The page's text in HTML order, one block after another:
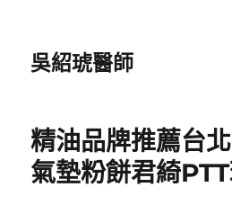
吳紹琥醫師
精油品牌推薦台
氣墊粉餅君綺